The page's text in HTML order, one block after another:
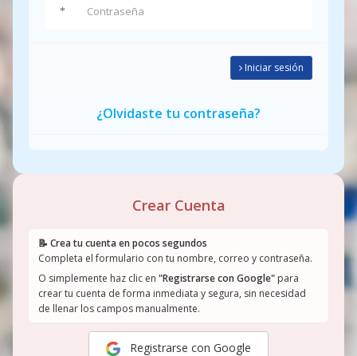
Iniciar sesión
¿Olvidaste tu contraseña?
Crear Cuenta
📝 Crea tu cuenta en pocos segundos
Completa el formulario con tu nombre, correo y contraseña.
O simplemente haz clic en "Registrarse con Google"para
crear tu cuenta de forma inmediata y segura, sin necesidad
de llenar los campos manualmente.
Registrarse con Google